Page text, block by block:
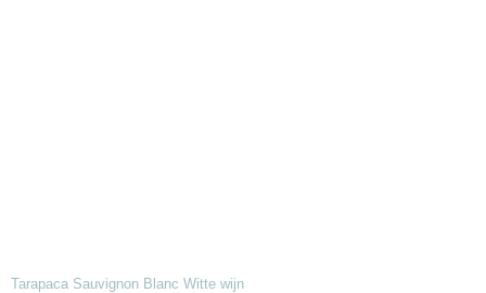
Tarapaca Sauvignon Blanc Witte wijn